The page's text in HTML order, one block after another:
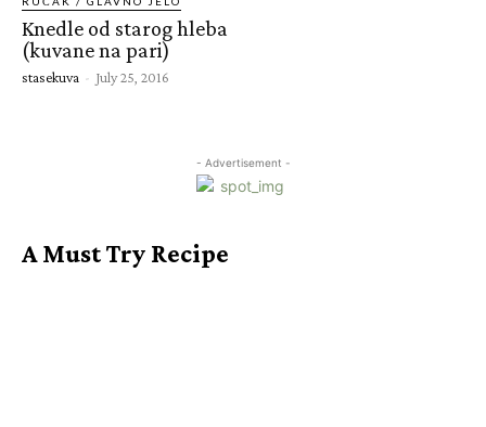
Knedle od starog hleba
(kuvane na pari)
stasekuva - July 25, 2016
- Advertisement -
A Must Try Recipe